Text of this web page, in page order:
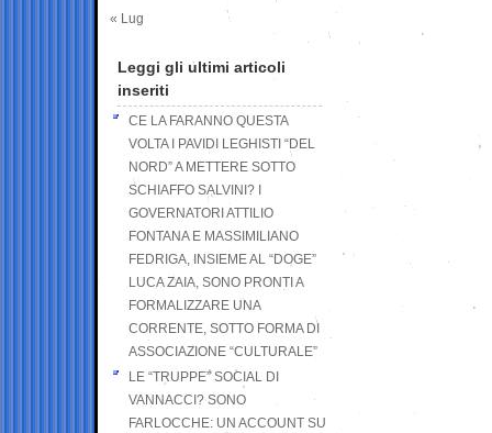
« Lug
Leggi gli ultimi articoli
inseriti
CE LA FARANNO QUESTA
VOLTA I PAVIDI LEGHISTI “DEL
NORD” A METTERE SOTTO
SCHIAFFO SALVINI? I
GOVERNATORI ATTILIO
FONTANA E MASSIMILIANO
FEDRIGA, INSIEME AL “DOGE”
LUCA ZAIA, SONO PRONTI A
FORMALIZZARE UNA
CORRENTE, SOTTO FORMA DI
ASSOCIAZIONE “CULTURALE”
LE “TRUPPE” SOCIAL DI
VANNACCI? SONO
FARLOCCHE: UN ACCOUNT SU